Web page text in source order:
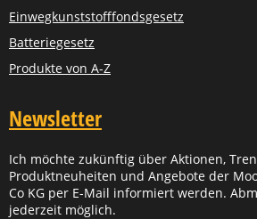
Einwegkunststofffondsgesetz
Batteriegesetz
Produkte von A-Z
Newsletter
Ich möchte zukünftig über Aktionen,
Produktneuheiten und Angebote der
Co KG per E-Mail informiert werden.
jederzeit möglich.